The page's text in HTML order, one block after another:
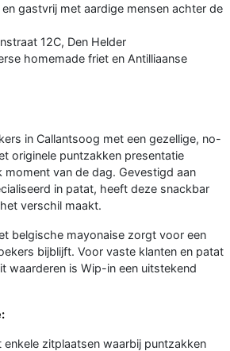
en gastvrij met aardige mensen achter de
12C, Den Helder
homemade friet en Antilliaanse
in Callantsoog met een gezellige, no-
originele puntzakken presentatie
van de dag. Gevestigd aan
in patat, heeft deze snackbar
verschil maakt.
belgische mayonaise zorgt voor een
bijblijft. Voor vaste klanten en patat
waarderen is Wip-in een uitstekend
enkele zitplaatsen waarbij puntzakken